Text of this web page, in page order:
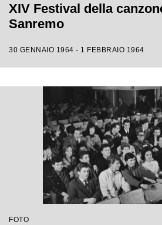
XIV Festival della
Sanremo
30 GENNAIO 1964 - 1 FEBBRAIO 1964
FOTO